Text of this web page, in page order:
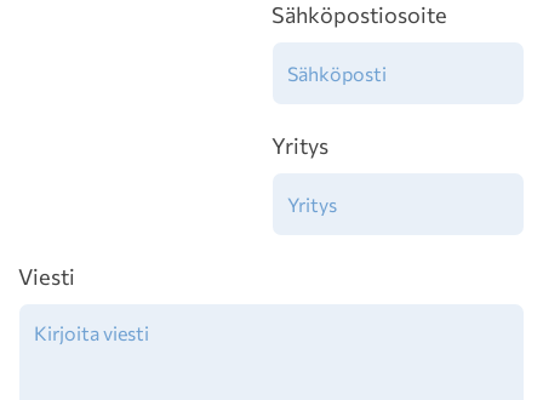
Sähköpostiosoite
Yritys
Viesti